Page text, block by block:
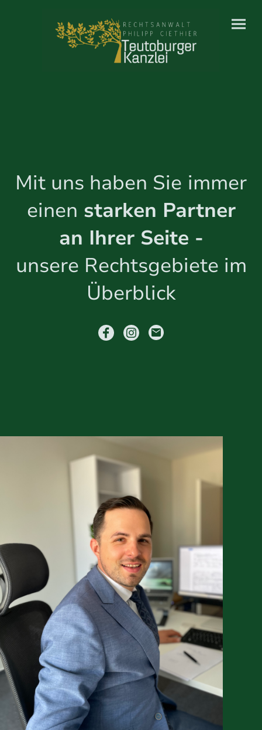
Mit uns haben Sie immer
einen starken Partner
an Ihrer Seite -
unsere Rechtsgebiete im
Überblick